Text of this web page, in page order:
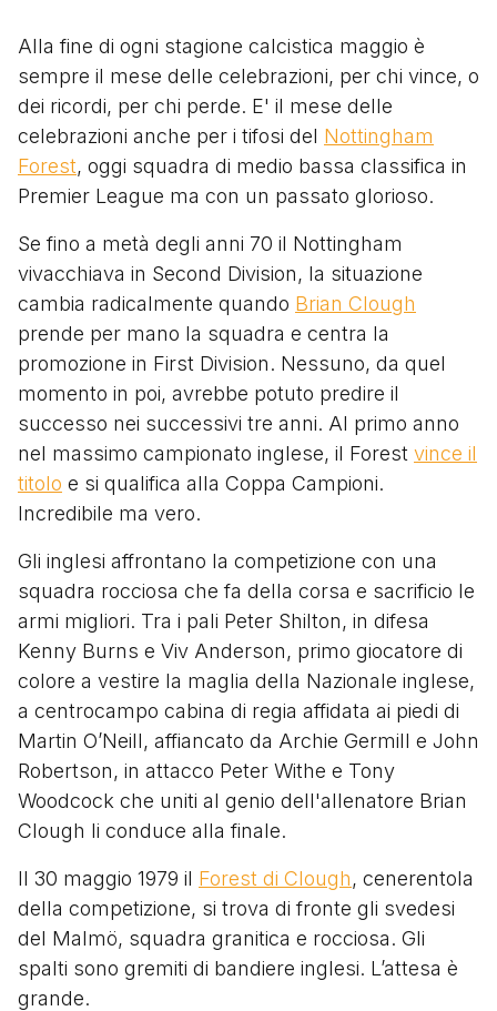
Alla fine di ogni stagione calcistica maggio è
sempre il mese delle celebrazioni, per chi vince, o
dei ricordi, per chi perde. E' il mese delle
celebrazioni anche per i tifosi del Nottingham
Forest, oggi squadra di medio bassa classifica in
Premier League ma con un passato glorioso.
Se fino a metà degli anni 70 il Nottingham
vivacchiava in Second Division, la situazione
cambia radicalmente quando Brian Clough
prende per mano la squadra e centra la
promozione in First Division. Nessuno, da quel
momento in poi, avrebbe potuto predire il
successo nei successivi tre anni. Al primo anno
nel massimo campionato inglese, il Forest vince il
titolo e si qualifica alla Coppa Campioni.
Incredibile ma vero.
Gli inglesi affrontano la competizione con una
squadra rocciosa che fa della corsa e sacrificio le
armi migliori. Tra i pali Peter Shilton, in difesa
Kenny Burns e Viv Anderson, primo giocatore di
colore a vestire la maglia della Nazionale inglese,
a centrocampo cabina di regia affidata ai piedi di
Martin O’Neill, affiancato da Archie Germill e John
Robertson, in attacco Peter Withe e Tony
Woodcock che uniti al genio dell'allenatore Brian
Clough li conduce alla finale.
Il 30 maggio 1979 il Forest di Clough, cenerentola
della competizione, si trova di fronte gli svedesi
del Malmö, squadra granitica e rocciosa. Gli
spalti sono gremiti di bandiere inglesi. L’attesa è
grande.